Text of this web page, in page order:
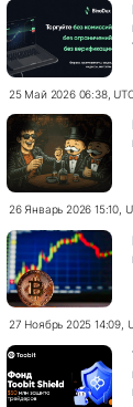
25 Май 2026 06:38,
26 Январь 2026 15:10,
27 Ноябрь 2025 14:09,